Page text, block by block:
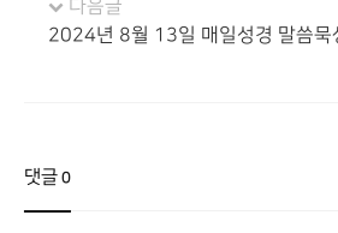
다음글
2024년 8월 13일 매일성경 말씀묵
댓글0